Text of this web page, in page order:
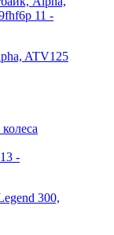
ATV125
300,